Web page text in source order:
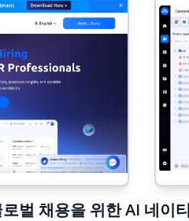
벌 채용을 위한 AI 네이